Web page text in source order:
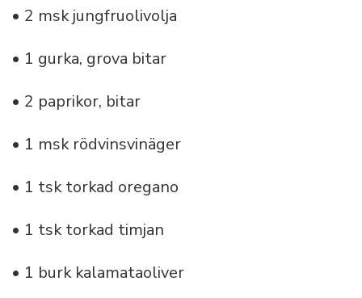
• 2 msk jungfruolivolja
• 1 gurka, grova bitar
• 2 paprikor, bitar
• 1 msk rödvinsvinäger
• 1 tsk torkad oregano
• 1 tsk torkad timjan
• 1 burk kalamataoliver